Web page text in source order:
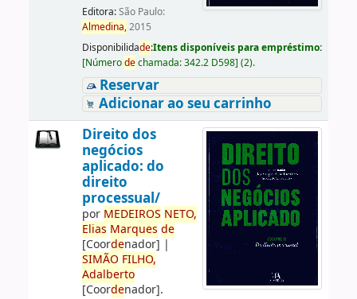
Editora:São Paulo:
Almedina,2015
Disponibilidade:Itens disponíveis para empréstimo:
[Númerodechamada:342.2 D598] (2).
Reservar
Adicionar ao seu carrinho
Direito dos
negócios
aplicado: do
direito
processual/
por MEDEIROS NETO,
Elias Marques de
[Coordenador] |
SIMÃO FILHO,
Adalberto
[Coordenador].